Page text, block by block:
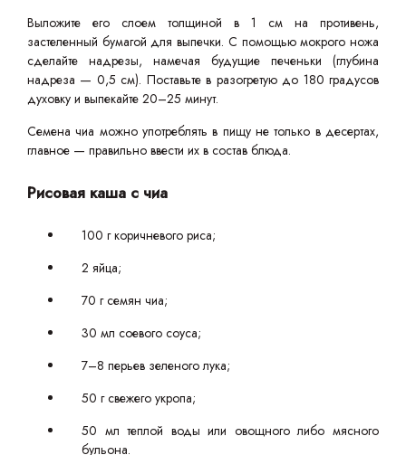
Выложите его слоем толщиной в 1 см на противень,
застеленный бумагой для выпечки. С помощью мокрого ножа
сделайте надрезы, намечая будущие печеньки (глубина
надреза — 0,5 см). Поставьте в разогретую до 180 градусов
духовку и выпекайте 20–25 минут.
Семена чиа можно употреблять в пищу не только в десертах,
главное — правильно ввести их в состав блюда.
Рисовая каша с чиа
100 г коричневого риса;
2 яйца;
70 г семян чиа;
30 мл соевого соуса;
7–8 перьев зеленого лука;
50 г свежего укропа;
50 мл теплой воды или овощного либо мясного
бульона.